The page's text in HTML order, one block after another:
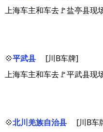
上海车主和车去🚩盐亭县现
💠平武县
[川B车牌]
上海车主和车去🚩平武县现
💠北川羌族自治县
[川B车